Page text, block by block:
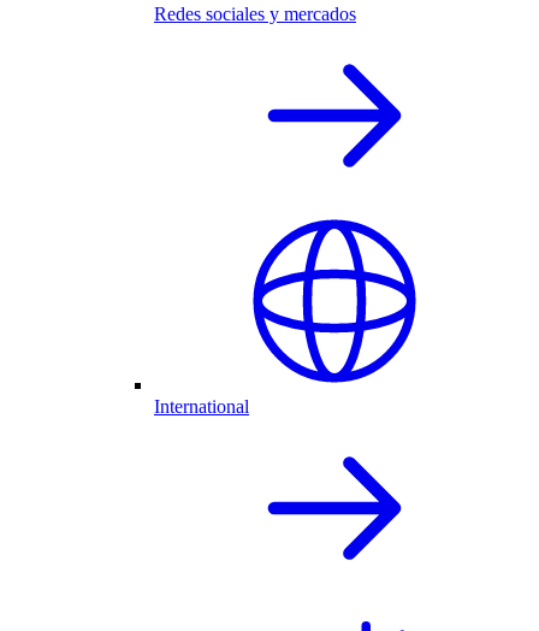
Redes sociales y mercados
International